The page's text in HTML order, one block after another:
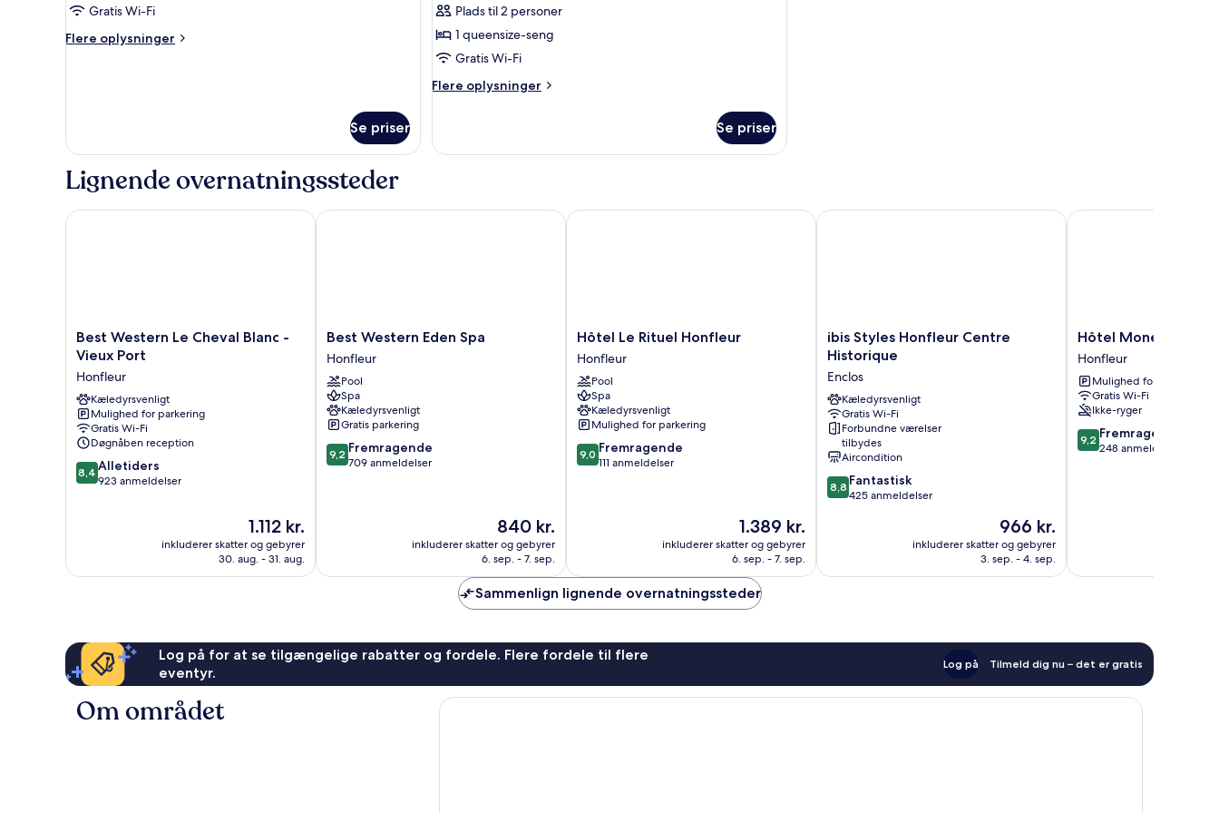
Gratis Wi-Fi
Flere oplysninger
Flere
Se priser
Plads til 2 personer
1 queensize-seng
Gratis Wi-Fi
Flere oplysninger
Flere
værelse
Se priser
Lignende overnatningssteder
Best
Western
Cheval
Blanc
-
Vieux
Port
Honfleur
Best Western Le Cheval Blanc -
Vieux Port
Honfleur
Kæledyrsvenligt
Mulighed for parkering
Gratis Wi-Fi
Døgnåben reception
8.4
ud
8,4 Alletiders
923 anmeldelser
Prisen
er
1.112 kr.
1.112 kr.
inkluderer skatter og gebyrer
30. aug. - 31. aug.
Best Western Le Cheval Blanc - Vieux Port
Best
Western
Eden
Spa
Honfleur
Best Western Eden Spa
Honfleur
Pool
Spa
Kæledyrsvenligt
Gratis parkering
9.2
ud
9,2 Fremragende
709 anmeldelser
Prisen
er
840 kr.
840 kr.
inkluderer skatter og gebyrer
6. sep. - 7. sep.
Best Western Eden Spa
Hôtel
Le
Rituel
Honfleur
Honfleur
Hôtel Le Rituel Honfleur
Honfleur
Pool
Spa
Kæledyrsvenligt
Mulighed for parkering
9.0
ud
9,0 Fremragende
111 anmeldelser
Prisen
er
1.389 kr.
1.389 kr.
inkluderer skatter og gebyrer
6. sep. - 7. sep.
Hôtel Le Rituel Honfleur
ibis
Styles
Centre
Historique
Enclos
ibis Styles Honfleur Centre
Historique
Enclos
Kæledyrsvenligt
Gratis Wi-Fi
Forbundne værelser
tilbydes
Aircondition
8.8
ud
anmeldelser
8,8 Fantastisk
425 anmeldelser
Prisen
er
966 kr.
966 kr.
inkluderer skatter og gebyrer
3. sep. - 4. sep.
ibis Styles Honfleur Centre Historique
Hôtel
Monet
Honfleur
Hôtel Monet
Honfleur
Mulighed for parkering
Gratis Wi-Fi
Ikke-ryger
9.2
ud
9,2 Fremragende
248 anmeldelser
Hôtel Monet
Sammenlign lignende overnatningssteder
Log på for at se tilgængelige rabatter og fordele. Flere fordele til flere
eventyr.
Log på Tilmeld dig nu – det er gratis
Om området